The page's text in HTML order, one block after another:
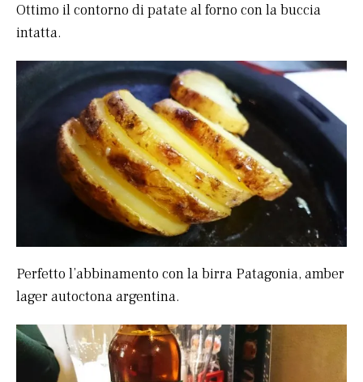
Ottimo il contorno di patate al forno con la buccia
intatta.
Perfetto l’abbinamento con la birra Patagonia, amber
lager autoctona argentina.